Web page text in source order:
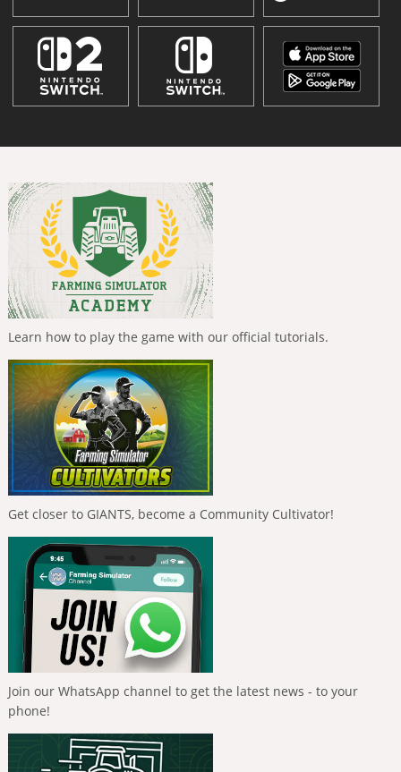
Learn how to play the game with our official tutorials.
Get closer to GIANTS, become a Community Cultivator!
Join our WhatsApp channel to get the latest news - to your
phone!